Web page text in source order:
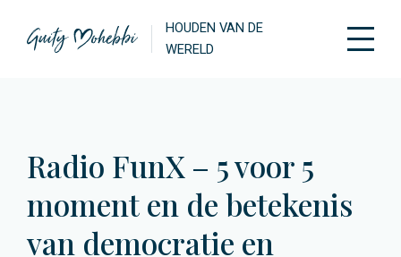
HOUDEN VAN DE
WERELD
Radio FunX – 5 voor 5
moment en de betekenis
van democratie en